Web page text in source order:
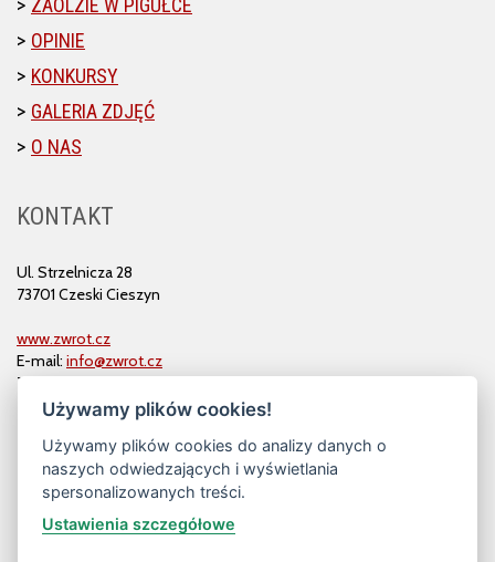
ZAOLZIE W PIGUŁCE
OPINIE
KONKURSY
GALERIA ZDJĘĆ
O NAS
KONTAKT
Ul. Strzelnicza 28
73701 Czeski Cieszyn
www.zwrot.cz
E-mail: info@zwrot.cz
Tel. i faks: 558 711 582
Używamy plików cookies!
Używamy plików cookies do analizy danych o
naszych odwiedzających i wyświetlania
spersonalizowanych treści.
Ustawienia szczegółowe